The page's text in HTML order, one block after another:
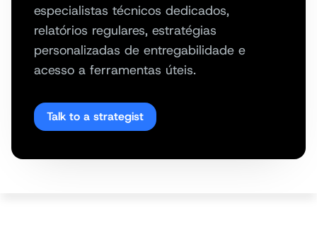
especialistas técnicos dedicados,
relatórios regulares, estratégias
personalizadas de entregabilidade e
acesso a ferramentas úteis.
Talk to a strategist